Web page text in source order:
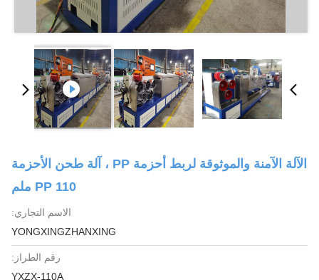
الآلة الآمنة والموثوقة لربط أحزمة PP ، آلة طحن الأحزمة
PP 110 ملم
الاسم التجاري:
YONGXINGZHANXING
رقم الطراز:
YXZX-110A